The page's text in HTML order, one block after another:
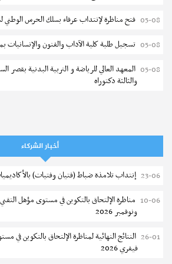
05-08 فتح مناظرة لإنتداب عرفاء بسلك الحرس الوطني لسنة
05-08 تسجيل طلبة كلية الآداب والفنون والإنسانيات بمنوبة
05-08 المعهد العالي للرياضة و التربية البدنية بقصر
والثالثة دكتوراه
05-08
المركز القطاعي للتكوين في الآلية الفلاحية
المركز القطاعي للتكوين في الآلية الفلاحية جوقار
أخبار الشركاء
23-06 إنتداب تلامذة ضباط (فتيان وفتيات) بالأكاديميات
10-06 مناظرة الإلتحاق بالتكوين في مستوى مؤهل
ونوفمبر 2026
26-01 النتائج النهائية لمناظرة الإلتحاق بالتكوين في
فيفري 2026